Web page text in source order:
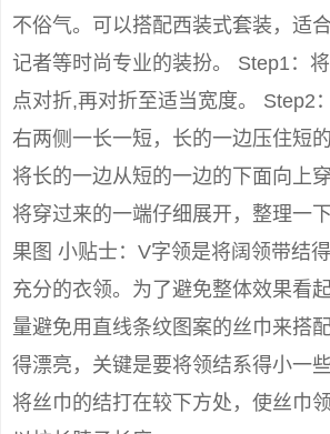
不俗气。可以搭配西装式套装，适
记者等时尚专业的装扮。 Step1：
点对折,再对折至适当宽度。 Step2
右两侧一长一短，长的一边压住短
将长的一边从短的一边的下面向上
将穿过来的一端仔细展开，整理一
果图 小贴士：V字领是将阔领带结
充分的衣领。为了避免整体效果看
量避免用直线条纹图案的丝巾来搭
得漂亮，关键是要将领结系得小一
将丝巾的结打在较下方处，使丝巾